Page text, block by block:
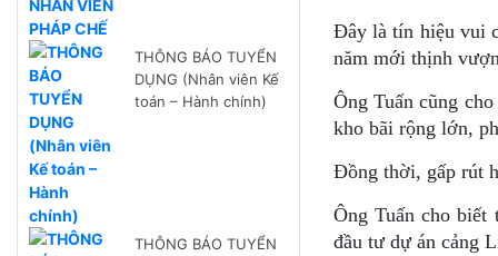
THÔNG BÁO TUYỂN
DỤNG (Nhân viên Kế
toán – Hành chính)
THÔNG BÁO TUYỂN
Đây là tín hiệu vui
năm mới thịnh
Ông Tuấn cũng
kho bãi rộng lớn,
Đồng thời, gấp rút
Ông Tuấn cho biết
đầu tư dự án cảng